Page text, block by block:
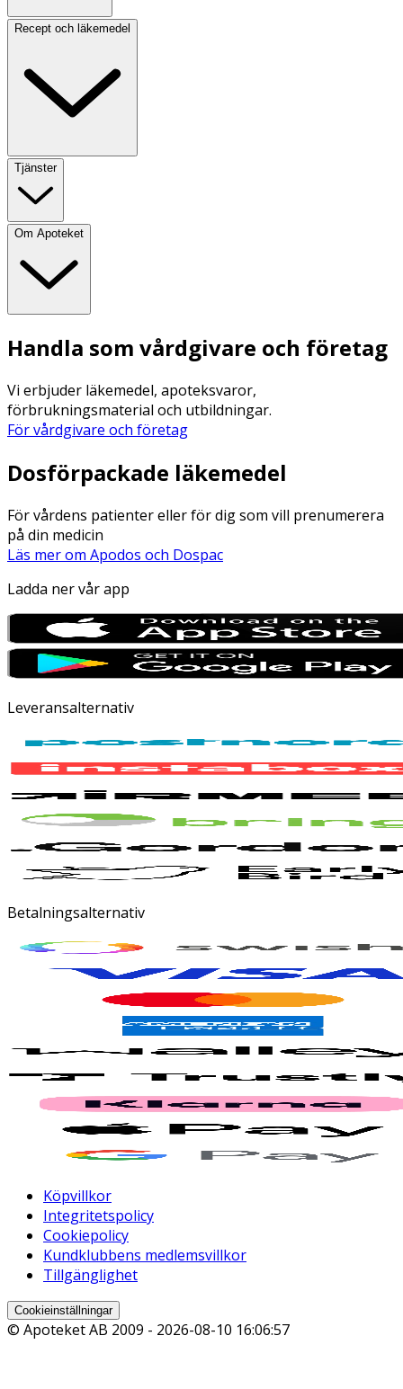
Recept och läkemedel
Tjänster
Om Apoteket
Handla som vårdgivare och företag
Vi erbjuder läkemedel, apoteksvaror,
förbrukningsmaterial och utbildningar.
För vårdgivare och företag
Dosförpackade läkemedel
För vårdens patienter eller för dig som vill prenumerera
på din medicin
Läs mer om Apodos och Dospac
Ladda ner vår app
Leveransalternativ
Betalningsalternativ
Köpvillkor
Integritetspolicy
Cookiepolicy
Kundklubbens medlemsvillkor
Tillgänglighet
Cookieinställningar
© Apoteket AB 2009 - 2026-08-10 16:06:57